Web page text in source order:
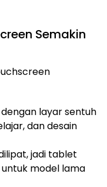
Semakin
layar sentuh
dan desain
jadi tablet
model lama